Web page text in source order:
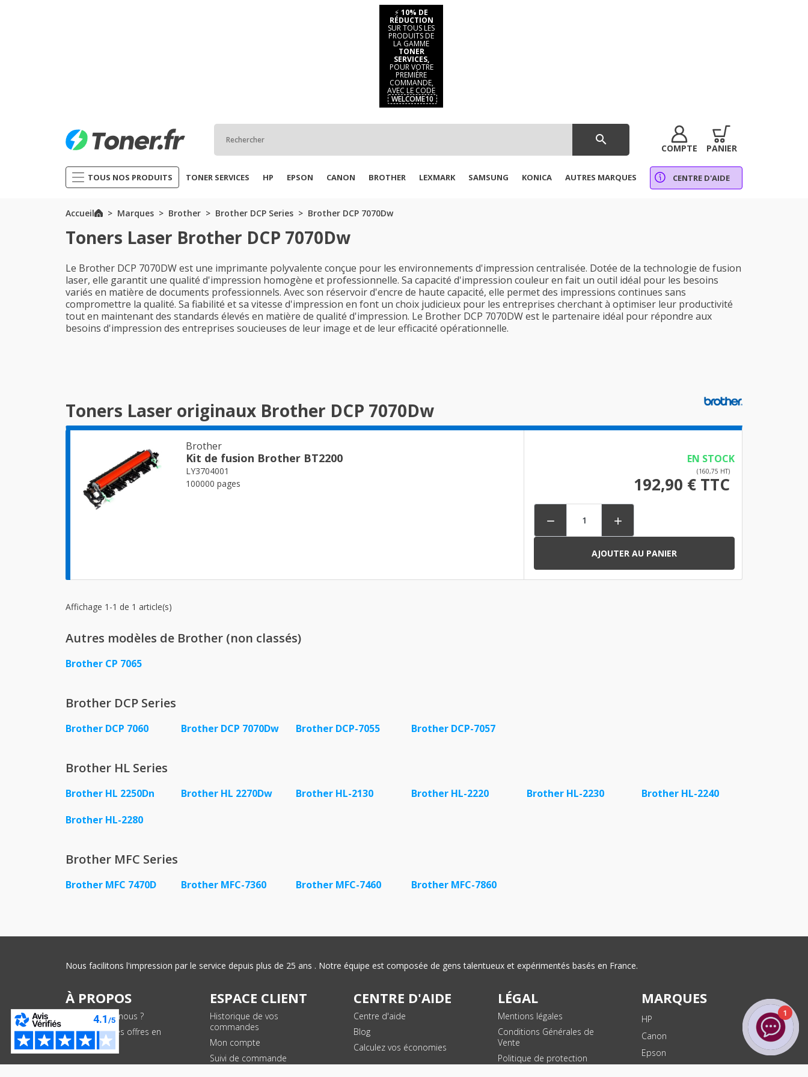
⚡ 10% DE
RÉDUCTION
SUR TOUS LES
PRODUITS DE
LA GAMME
TONER
SERVICES,
POUR VOTRE
PREMIÈRE
COMMANDE,
AVEC LE CODE
WELCOME10
search
COMPTE PANIER
TOUS NOS PRODUITS TONER SERVICES HP EPSON CANON BROTHER LEXMARK SAMSUNG KONICA AUTRES MARQUES CENTRE D'AIDE
Accueil Marques Brother Brother DCP Series Brother DCP 7070Dw
Toners Laser Brother DCP 7070Dw
Le Brother DCP 7070DW est une imprimante polyvalente conçue pour les environnements d'impression centralisée. Dotée de la technologie de fusion
laser, elle garantit une qualité d'impression homogène et professionnelle. Sa capacité d'impression couleur en fait un outil idéal pour les besoins
variés en matière de documents professionnels. Avec son réservoir d'encre de haute capacité, elle permet des impressions continues sans
compromettre la qualité. Sa fiabilité et sa vitesse d'impression en font un choix judicieux pour les entreprises cherchant à optimiser leur productivité
tout en maintenant des standards élevés en matière de qualité d'impression. Le Brother DCP 7070DW est le partenaire idéal pour répondre aux
besoins d'impression des entreprises soucieuses de leur image et de leur efficacité opérationnelle.
Toners Laser originaux Brother DCP 7070Dw
Brother
Kit de fusion Brother BT2200
LY3704001
100000 pages
EN STOCK
(160,75 HT)
192,90 € TTC
 
AJOUTER AU PANIER
Affichage 1-1 de 1 article(s)
Autres modèles de Brother (non classés)
Brother CP 7065
Brother DCP Series
Brother DCP 7060 Brother DCP 7070Dw Brother DCP-7055 Brother DCP-7057
Brother HL Series
Brother HL 2250Dn Brother HL 2270Dw Brother HL-2130 Brother HL-2220 Brother HL-2230
Brother HL-2240
Brother HL-2280
Brother MFC Series
Brother MFC 7470D Brother MFC-7360 Brother MFC-7460 Brother MFC-7860
Nous facilitons l'impression par le service depuis plus de 25 ans . Notre équipe est composée de gens talentueux et expérimentés basés en France.
À PROPOS
Qui sommes-nous ?
Conditions des offres en
cours
ESPACE CLIENT
Historique de vos
commandes
Mon compte
Suivi de commande
CENTRE D'AIDE
Centre d'aide
Blog
Calculez vos économies
LÉGAL
Mentions légales
Conditions Générales de
Vente
Politique de protection
MARQUES
HP
Canon
Epson
1